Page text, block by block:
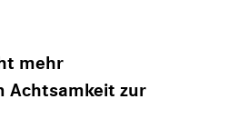
mehr
Achtsamkeit zur